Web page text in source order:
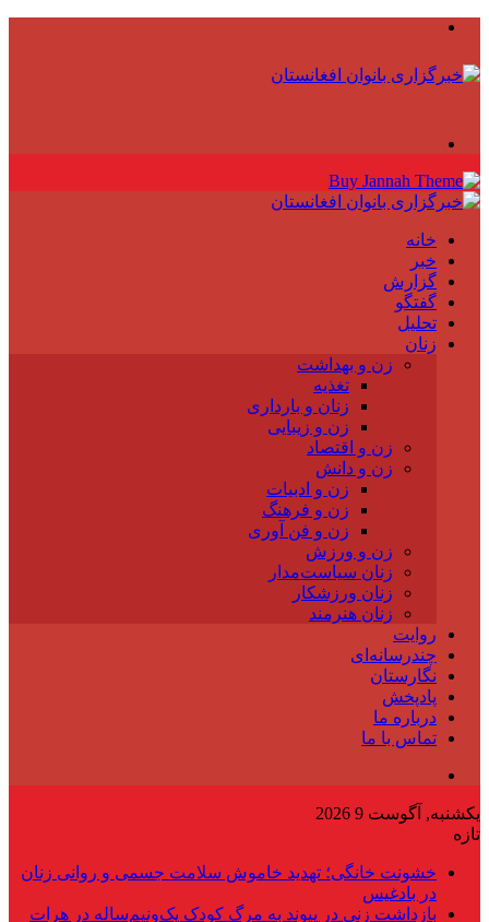
خانه
خبر
گزارش
گفتگو
تحلیل
زنان
زن و بهداشت
تغذیه
زنان و بارداری
زن و زیبایی
زن و اقتصاد
زن و دانش
زن و ادبیات
زن و فرهنگ
زن و فن آوری
زن و ورزش
زنان سیاست‌مدار
زنان ورزشکار
زنان هنرمند
روایت
چندرسانه‌ای
نگارستان
پادپخش
درباره ما
تماس با ما
یکشنبه, آگوست 9 2026
تازه
خشونت خانگی؛ تهدید خاموش سلامت جسمی و روانی زنان
در بادغیس
بازداشت زنی در پیوند به مرگ کودک یک‌ونیم‌ساله در هرات